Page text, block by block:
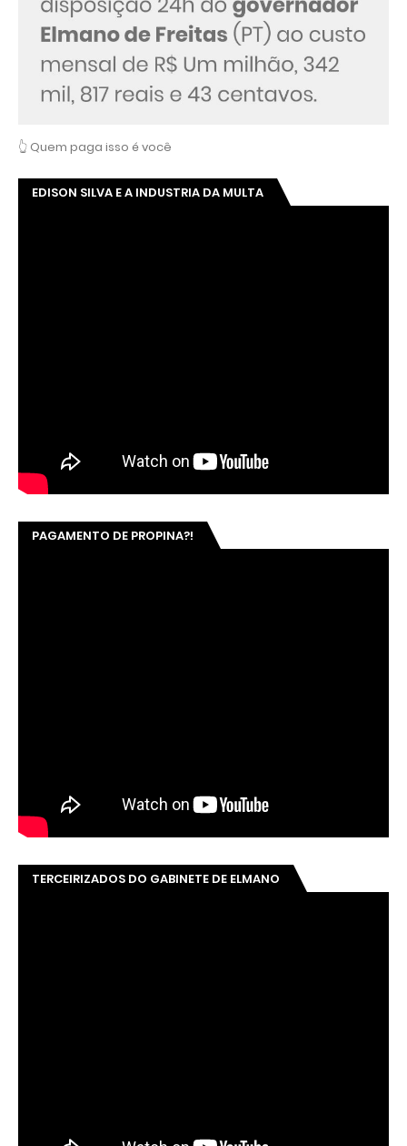
👆 Quem paga isso é você
EDISON SILVA E A INDUSTRIA DA MULTA
PAGAMENTO DE PROPINA?!
TERCEIRIZADOS DO GABINETE DE ELMANO